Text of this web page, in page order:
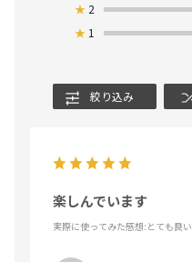
★ 2
★ 1
絞り込み
楽しんでいます
実際に使ってみた感想:とても良い